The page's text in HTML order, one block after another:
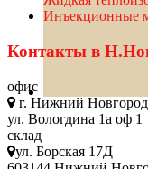
Инъекционные
Контакты в
офис
г. Нижний Новгород
ул. Вологдина 1а оф 1
склад
ул. Борская 17Д